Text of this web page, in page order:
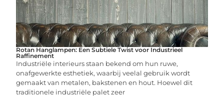
Rotan Hanglampen: Een Subtiele Twist voor Industrieel
Raffinement
Industriële interieurs staan bekend om hun ruwe,
onafgewerkte esthetiek, waarbij veelal gebruik wordt
gemaakt van metalen, bakstenen en hout. Hoewel dit
traditionele industriële palet zeer